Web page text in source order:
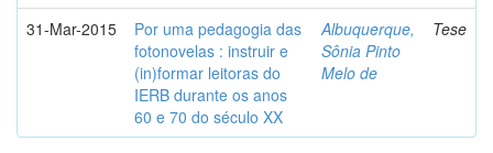
31-Mar-2015
Por uma pedagogia das
fotonovelas : instruir e
(in)formar leitoras do
IERB durante os anos
60 e 70 do século XX
Albuquerque,
Sônia Pinto
Melo de
Tese